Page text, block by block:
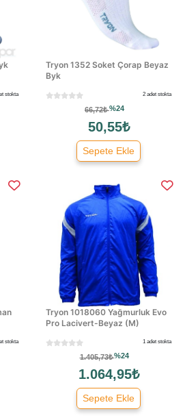
stokta
Tryon 1352 Soket Çorap Beyaz
Byk
2 adet stokta
66,72₺%24
50,55₺
Sepete Ekle
stokta
Tryon 1018060 Yağmurluk Evo
Pro Lacivert-Beyaz (M)
1 adet stokta
1.405,73₺%24
1.064,95₺
Sepete Ekle